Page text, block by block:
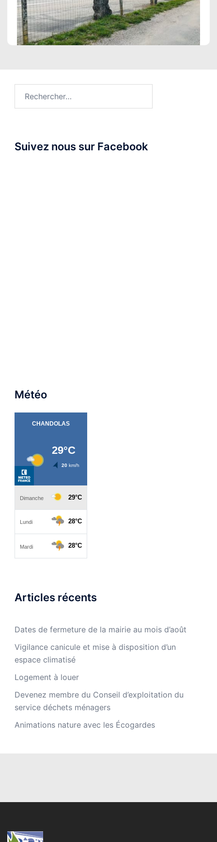
Suivez nous sur Facebook
Météo
Articles récents
Dates de fermeture de la mairie au mois d’août
Vigilance canicule et mise à disposition d’un
espace climatisé
Logement à louer
Devenez membre du Conseil d’exploitation du
service déchets ménagers
Animations nature avec les Écogardes